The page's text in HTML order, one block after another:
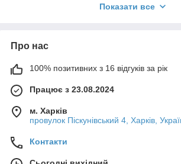
прямого удару або навіть розряду
спалює дорогі плати інверторів, зарядних
техніки, а в гіршому випадку — стає
Професійні інженери та монтажники
чому варто купувати сучасні фабричні
Стабільний опір у будь-який сезон:
модульно-штирьове заземлення
метрів). Це гарантує, що захисний
Показати все
Про нас
100% позитивних з 16 відгуків за рік
Працює з 23.08.2024
м. Харків
провулок Піскунівський 4, Харків,
Контакти